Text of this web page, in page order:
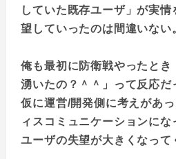
していた既存ユーザ」が実
望していったのは間違いない
俺も最初に防衛戦やったと
湧いたの？＾＾」って反応だ
仮に運営/開発側に考えがあ
ィスコミュニケーションにな
ユーザの失望が大きくなって